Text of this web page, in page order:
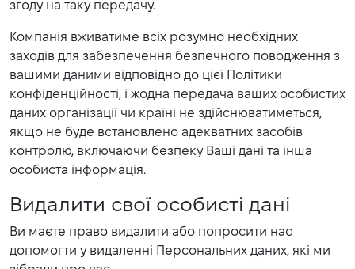
згоду на таку передачу.
Компанія вживатиме всіх розумно необхідних
заходів для забезпечення безпечного поводження з
вашими даними відповідно до цієї Політики
конфіденційності, і жодна передача ваших особистих
даних організації чи країні не здійснюватиметься,
якщо не буде встановлено адекватних засобів
контролю, включаючи безпеку Ваші дані та інша
особиста інформація.
Видалити свої особисті дані
Ви маєте право видалити або попросити нас
допомогти у видаленні Персональних даних, які ми